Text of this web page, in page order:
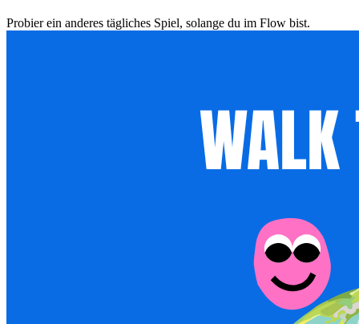
Probier ein anderes tägliches Spiel, solange du im Flow bist.